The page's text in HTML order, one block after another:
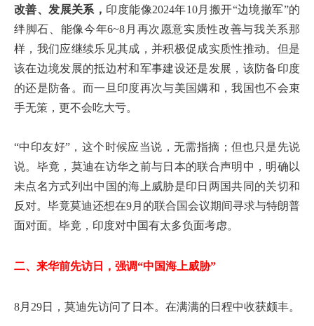
改善、发展关系， 印度能像2024年10月搬开“边境撤军”的
绊脚石、能像今年6~8月再次愿意实质性改善与我关系那
样，我们应继续乐见其成，并积极促成实质性推动。但是
该在边境发展的抵边村和军事建设还是发展，该防备印度
的还是防备。而一旦印度再次与美国媾和，我国也不会束
手无策，更不会吃大亏。
“中印友好”，这个时候应当说，无需指摘；但也只是先说
说。毕竟，莫迪在访华之前与日本的联合声明中，明确以
未点名方式列出中国的海上威胁是印日两国共同的关切和
反对。毕竟莫迪还想在9月的联合国会议期间寻求与特朗普
面对面。毕竟，印度对中国有太多负面考虑。
二、来华前先访日，强调“中国海上威胁”
8月29日，莫迪先访问了日本。在满满的日程中收获颇丰。